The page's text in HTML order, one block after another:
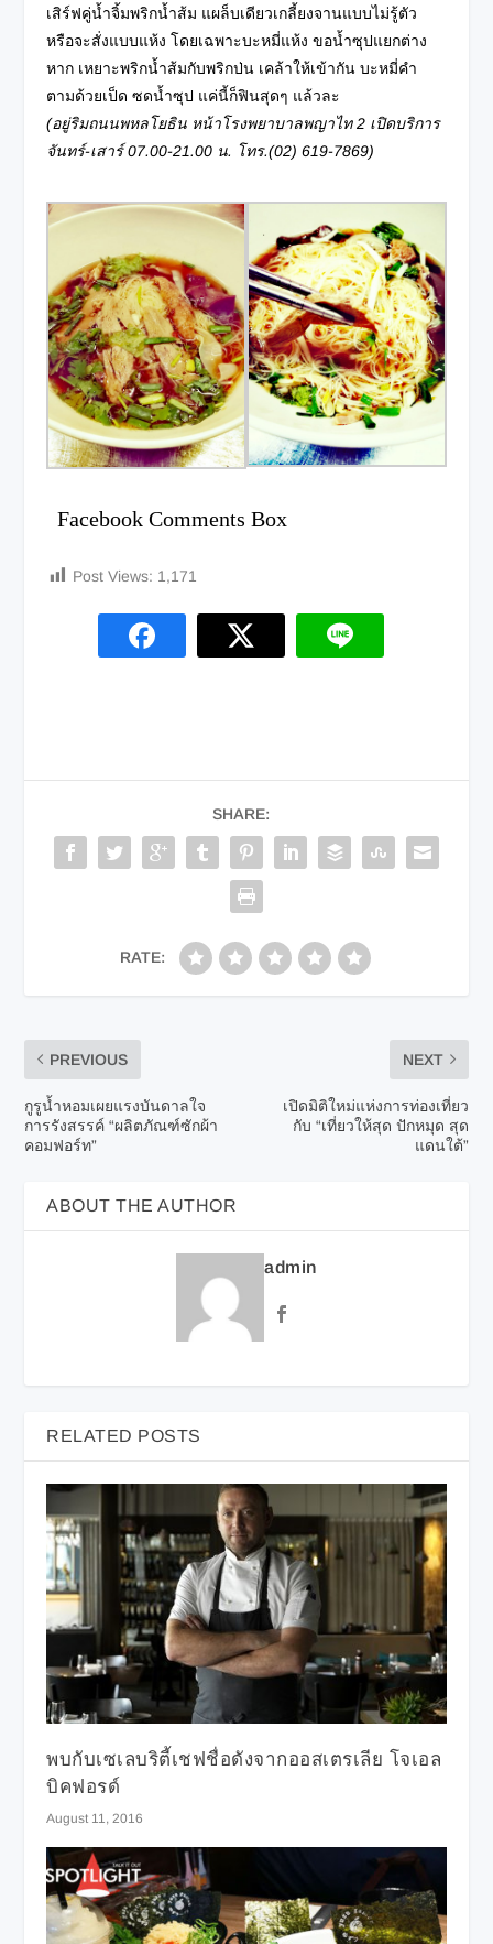
เสิร์ฟคู่น้ำจิ้มพริกน้ำส้ม แผล็บเดียวเกลี้ยงจานแบบไม่รู้ตัว
หรือจะสั่งแบบแห้ง โดยเฉพาะบะหมี่แห้ง ขอน้ำซุปแยกต่าง
หาก เหยาะพริกน้ำส้มกับพริกป่น เคล้าให้เข้ากัน บะหมี่คำ
ตามด้วยเป็ด ซดน้ำซุป แค่นี้ก็ฟินสุดๆ แล้วละ
(อยู่ริมถนนพหลโยธิน หน้าโรงพยาบาลพญาไท2 เปิดบริการ
จันทร์-เสาร์ 07.00-21.00 น. โทร.(02) 619-7869)
Facebook Comments Box
Post Views: 1,171
SHARE:
RATE:
PREVIOUS
กูรูน้ำหอมเผยแรงบันดาลใจ
การรังสรรค์ “ผลิตภัณฑ์ซักผ้า
คอมฟอร์ท”
NEXT
เปิดมิติใหม่แห่งการท่องเที่ยว
กับ “เที่ยวให้สุด ปักหมุด สุด
แดนใต้”
ABOUT THE AUTHOR
admin
RELATED POSTS
พบกับเซเลบริตี้เชฟชื่อดังจากออสเตรเลีย โจเอล
บิคฟอรด์
August 11, 2016